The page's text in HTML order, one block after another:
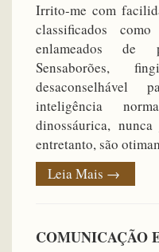
Irrito-me com
classificados
enlameados de
Sensaborões,
inteligência
dinossáurica,
entretanto, são
Leia Mais →
COMUNICAÇÃO